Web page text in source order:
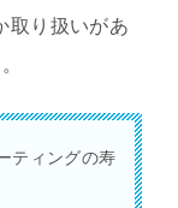
取り扱いがあ
ティングの寿